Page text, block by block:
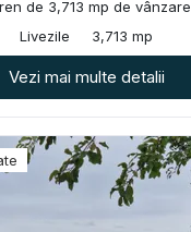
de 3,713 mp de vânzare
Livezile
3,713 mp
Vezi mai multe detalii